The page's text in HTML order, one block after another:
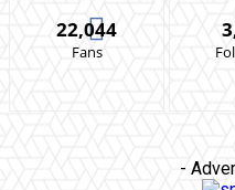
22,044
Fans
-